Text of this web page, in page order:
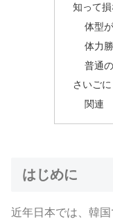
知って
体型
体力
普通
さいごに
関連
はじめに
近年日本では、韓